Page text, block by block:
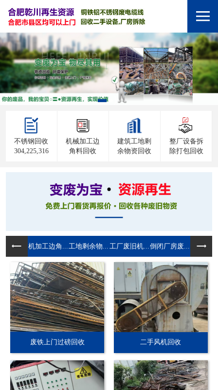
不锈钢回收
304,225,316
机械加工边
角料回收
建筑工地剩
余物资回收
整厂设备拆
除打包回收
机加工边角... 工地剩余物... 工厂废旧机... 倒闭厂房废...
废铁上门过磅回收 二手风机回收